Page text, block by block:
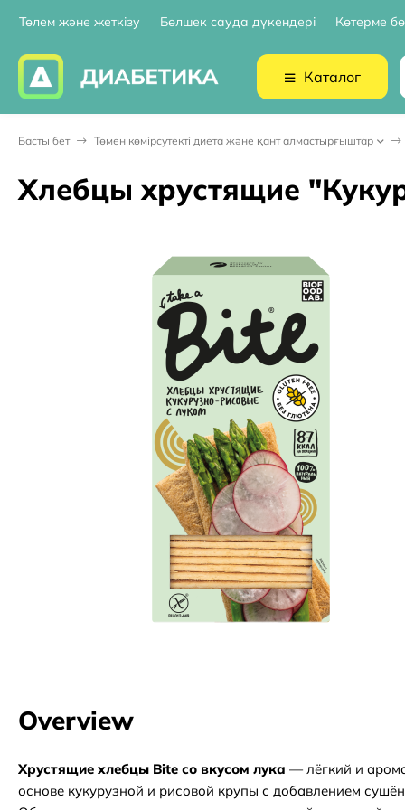
Төлем және жеткізу Бөлшек сауда дүкендері Көтерме
Каталог
Басты бет Төмен көмірсутекті диета және қант алмастырғыштар
Хлебцы хрустящие
Overview
Хрустящие хлебцы Bite со вкусом лука — лёгкий и
основе кукурузной и рисовой крупы с добавлением